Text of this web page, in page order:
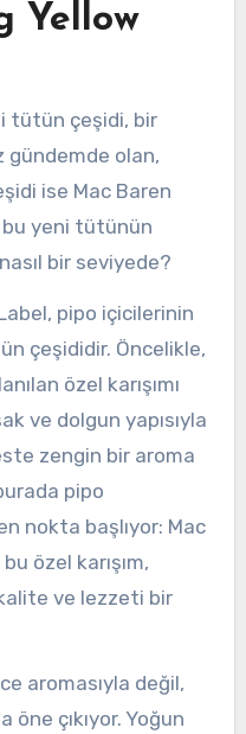
Yellow
tütün çeşidi, bir
gündemde olan,
ise Mac Baren
bu yeni tütünün
bir seviyede?
pipo içicilerinin
çeşididir. Öncelikle,
özel karışımı
ve dolgun yapısıyla
zengin bir aroma
pipo
nokta başlıyor: Mac
özel karışım,
ve lezzeti bir
aromasıyla değil,
öne çıkıyor. Yoğun